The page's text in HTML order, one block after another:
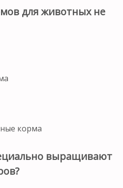
для животных не
корма
выращивают